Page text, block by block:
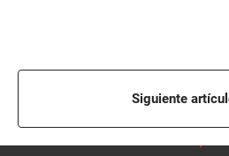
Siguiente